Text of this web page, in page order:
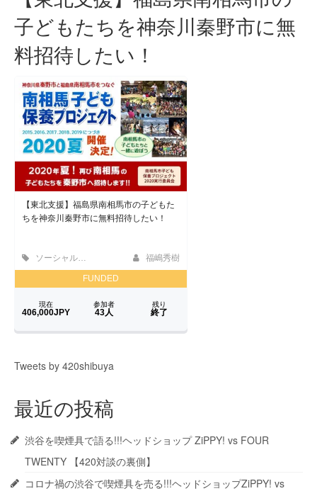
子どもたちを神奈川秦野市に無
料招待したい！
Tweets by 420shibuya
最近の投稿
渋谷を喫煙具で語る!!!ヘッドショップ ZiPPY! vs FOUR
TWENTY 【420対談の裏側】
コロナ禍の渋谷で喫煙具を売る!!!ヘッドショップZiPPY! vs